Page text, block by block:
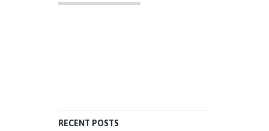
RECENT POSTS